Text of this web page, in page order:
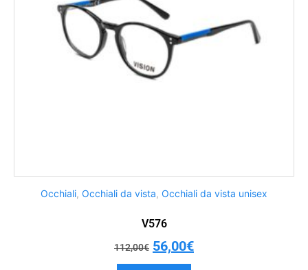
Occhiali, Occhiali da vista, Occhiali da vista unisex
V576
112,00€ 56,00€